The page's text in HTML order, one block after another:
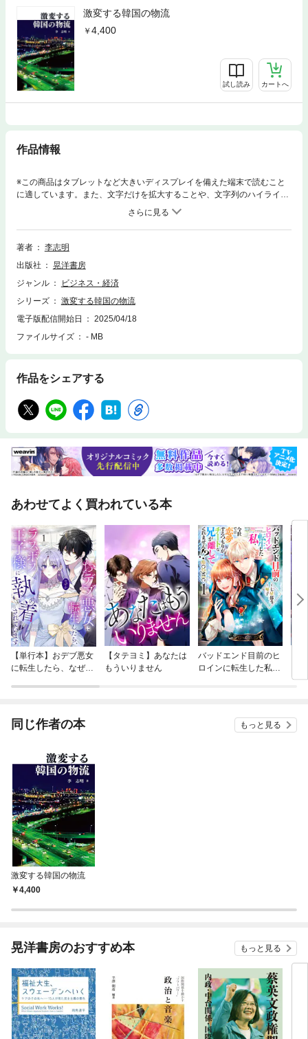
激変する韓国の物流
4,400
試し読み カートへ
作品情報
※この商品はタブレットなど大きいディスプレイを備えた端末で読むこと
に適しています。また、文字だけを拡大することや、文字列のハイライ
ト、検索、辞書の参照、引用などの機能が使用できません。「パリパリ文
化」の文化的背景から、 韓国は短期間で急激な経済発展を実現し、世界
上位の経済大国となった。また、電子商取引も急増し、一人当たりの年間
宅配利用個数が世界一となった。物流システムを支えるインフラ、法制
著者
李志明
出版社
晃洋書房
ジャンル
ビジネス・経済
シリーズ
激変する韓国の物流
電子版配信開始日
2025/04/18
ファイルサイズ
- MB
作品をシェアする
あわせてよく買われている本
【単行本】おデブ悪女
に転生したら、なぜか
【タテヨミ】あなたは
もういりません
バッドエンド目前のヒ
ロインに転生した私、
同じ作者の本 もっと見る
激変する韓国の物流
4,400
晃洋書房のおすすめ本 もっと見る